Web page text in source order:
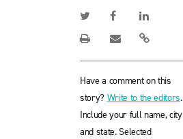
Have a comment on this
story? Write to the editors.
Include your full name, city
and state. Selected